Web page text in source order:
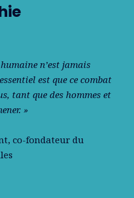
n’est jamais
est que ce combat
tant que des hommes et
»
co-fondateur du